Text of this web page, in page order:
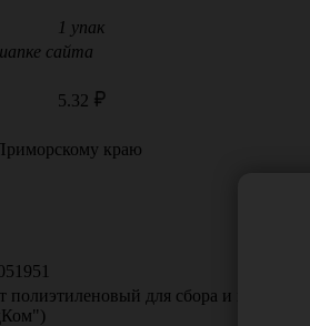
1 упак
сайта
5.32
краю
полиэтиленовый для сбора и